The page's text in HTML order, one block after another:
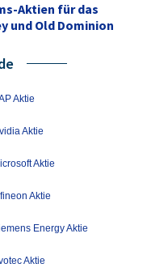
Aktien für das
und Old Dominion
Aktie
Aktie
Aktie
Aktie
Energy Aktie
Aktie